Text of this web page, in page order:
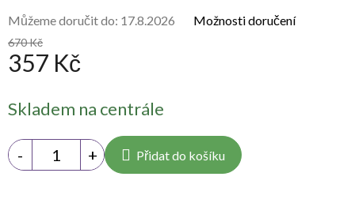
670 Kč
357 Kč
cena:
Skladem na centrále
Můžeme doručit do: 17.8.2026 Možnosti doručení
Přidat do košíku